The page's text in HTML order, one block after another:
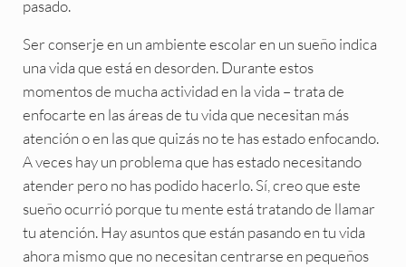
pasado.
Ser conserje en un ambiente escolar en un sueño indica
una vida que está en desorden. Durante estos
momentos de mucha actividad en la vida – trata de
enfocarte en las áreas de tu vida que necesitan más
atención o en las que quizás no te has estado enfocando.
A veces hay un problema que has estado necesitando
atender pero no has podido hacerlo. Sí, creo que este
sueño ocurrió porque tu mente está tratando de llamar
tu atención. Hay asuntos que están pasando en tu vida
ahora mismo que no necesitan centrarse en pequeños